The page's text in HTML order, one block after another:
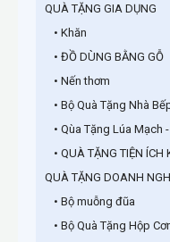
QUÀ TẶNG GIA DỤNG
• Khăn
• ĐỒ DÙNG BẰNG GỖ
• Nến thơm
• Bộ Quà Tặng Nhà
• Qùa Tặng Lúa Mạch
• QUÀ TẶNG TIỆN ÍCH
QUÀ TẶNG DOANH
• Bộ muỗng đũa
• Bộ Quà Tặng Hộp